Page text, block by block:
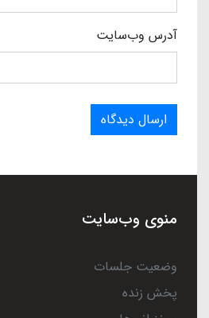
آدرس وب‌سایت
ارسال دیدگاه
منوی وب‌سایت
وضعیت جلسات
پخش زنده